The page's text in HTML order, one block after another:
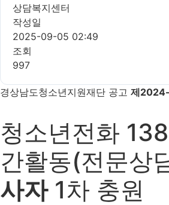
상담복지센터
작성일
2025-09-05 02:49
조회
997
경상남도청소년지원재단 공고 제
청소년전화
간활동(전문상
사자1차 충원